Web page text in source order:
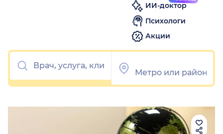
ИИ-доктор
Психологи
Акции